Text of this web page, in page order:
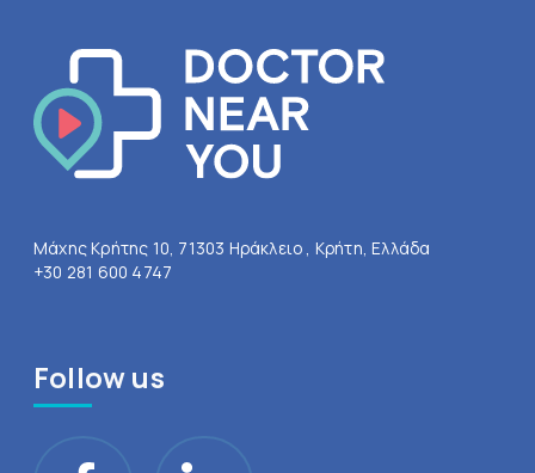
Μάχης Κρήτης 10, 71303 Ηράκλειο , Κρήτη, Ελλάδα
+30 281 600 4747
Follow us